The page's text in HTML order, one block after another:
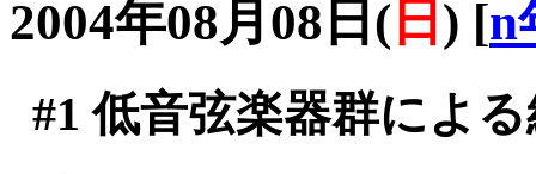
2004年08月08日( 日 ) [n
#1 低音弦楽器群によ